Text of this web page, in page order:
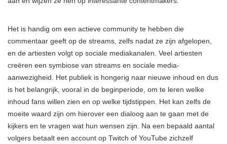
Het is handig om een actieve community te hebben die
commentaar geeft op de streams, zelfs nadat ze zijn afgelopen,
en de artiesten volgt op sociale mediakanalen. Veel artiesten
creëren een symbiose van streams en sociale media-
aanwezigheid. Het publiek is hongerig naar nieuwe inhoud en dus
is het belangrijk, vooral in de beginperiode, om te leren welke
inhoud fans willen zien en op welke tijdstippen. Het kan zelfs de
moeite waard zijn om hierover een dialoog aan te gaan met de
kijkers en te vragen wat hun wensen zijn. Na een bepaald aantal
volgers betaalt een account op Twitch of YouTube zichzelf